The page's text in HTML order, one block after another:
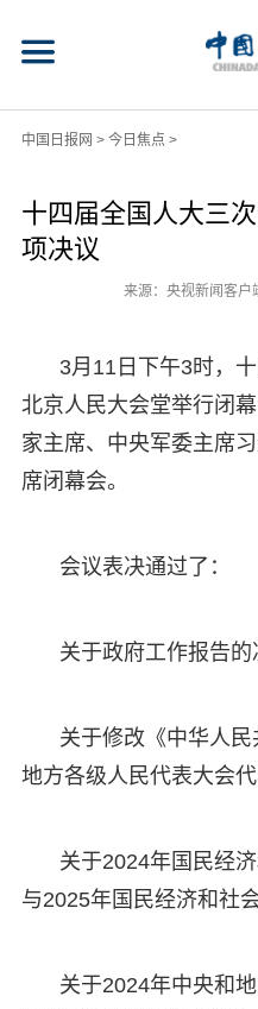
中国日报网 > 今日焦点 >
十四届全国人大三
项决议
来源：央视新闻客户
3月11日下午3时，
北京人民大会堂举行闭
家主席、中央军委主席
席闭幕会。
会议表决通过了：
关于政府工作报告的
关于修改《中华人
地方各级人民代表大会代
关于2024年国民经
与2025年国民经济和社
关于2024年中央和